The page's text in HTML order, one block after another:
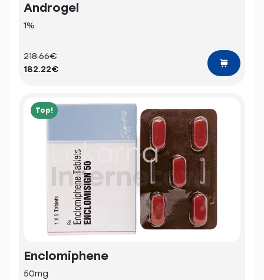
Androgel
1%
218.66€
182.22€
Top!
Enclomiphene
50mg